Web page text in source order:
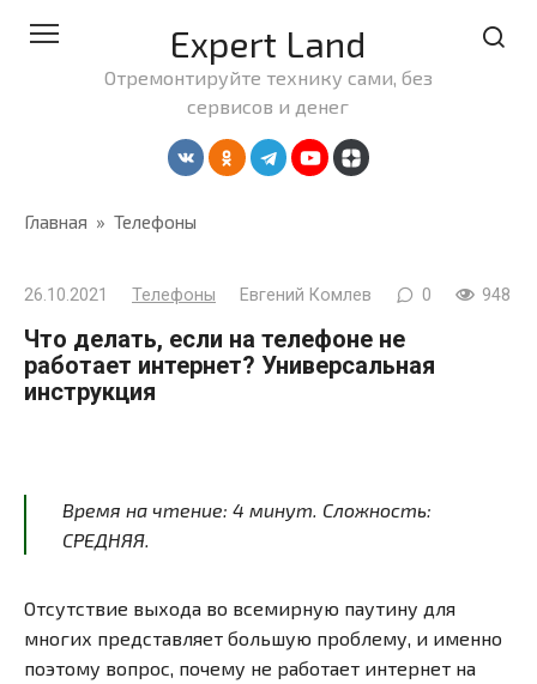
Expert Land
Отремонтируйте технику сами, без
сервисов и денег
Главная » Телефоны
26.10.2021 Телефоны Евгений Комлев 0 948
Что делать, если на телефоне не
работает интернет? Универсальная
инструкция
Время на чтение: 4 минут . Сложность:
СРЕДНЯЯ.
Отсутствие выхода во всемирную паутину для
многих представляет большую проблему, и именно
поэтому вопрос, почему не работает интернет на